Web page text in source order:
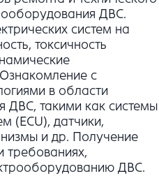
ДВС.
систем на
токсичность
с
в области
ДВС, такими как системы
(ECU), датчики,
и др. Получение
требованиях,
ДВС.